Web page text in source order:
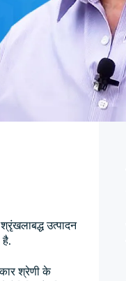
उत्पादन
है.
श्रेणी के